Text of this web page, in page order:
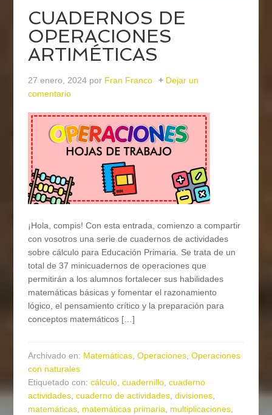
CUADERNOS DE
OPERACIONES
ARTIMÉTICAS
27 enero, 2024 por Fran Franco
Dejar un
comentario
¡Hola, compis! Con esta entrada, comienzo a compartir
con vosotros una serie de cuadernos de actividades
sobre cálculo para Educación Primaria. Se trata de un
total de 37 minicuadernos de operaciones que
permitirán a los alumnos fortalecer sus habilidades
matemáticas básicas y fomentar el razonamiento
lógico, el pensamiento crítico y la preparación para
conceptos matemáticos […]
Archivado en: Matemáticas,Operaciones,Operaciones
con naturales
Etiquetado con:cálculo,cuadernillo,cuaderno
actividades,cuaderno de actividades,divisiones,
matemáticas, matemáticas primaria, multiplicaciones,